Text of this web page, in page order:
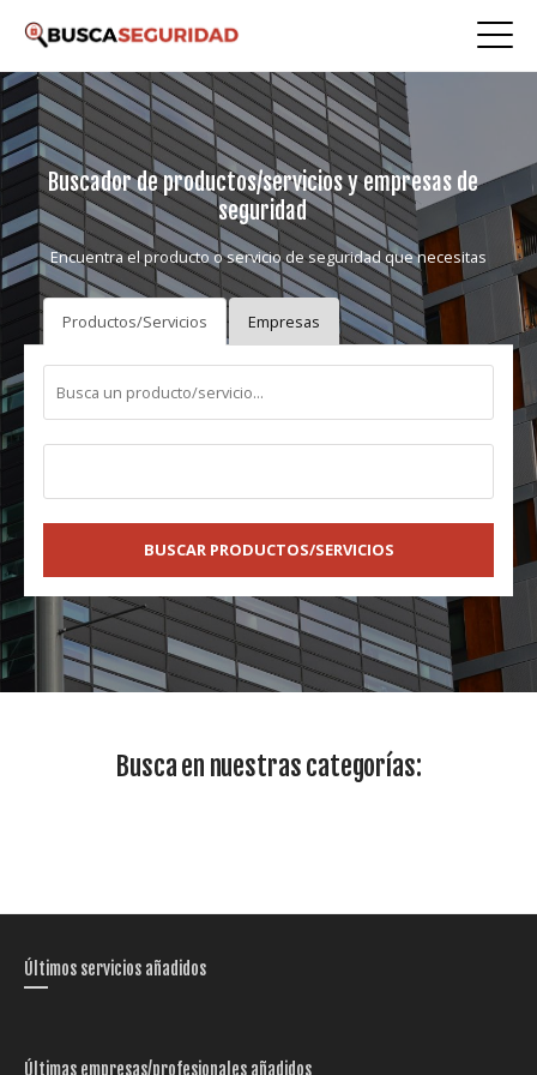
Buscador de productos/servicios y empresas de
seguridad
Encuentra el producto o servicio de seguridad que necesitas
Productos/Servicios Empresas
BUSCAR PRODUCTOS/SERVICIOS
Busca en nuestras categorías:
Últimos servicios añadidos
Últimas empresas/profesionales añadidos